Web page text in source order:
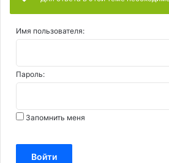
Имя пользователя:
Пароль:
Запомнить меня
Войти